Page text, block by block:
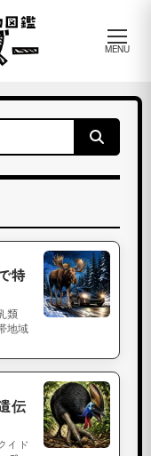
MENU
メ
ー
特
類
地域
伝
イド